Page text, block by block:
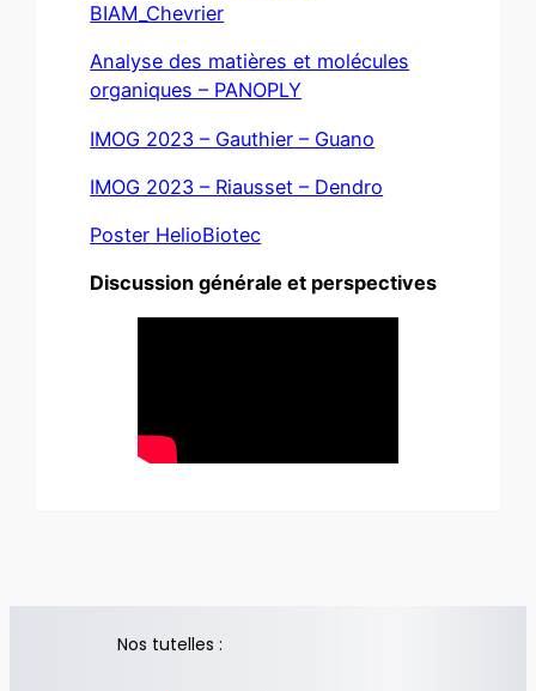
BIAM_Chevrier
Analyse des matières et molécules
organiques – PANOPLY
IMOG 2023 – Gauthier – Guano
IMOG 2023 – Riausset – Dendro
Poster HelioBiotec
Discussion générale et perspectives
Nos tutelles :